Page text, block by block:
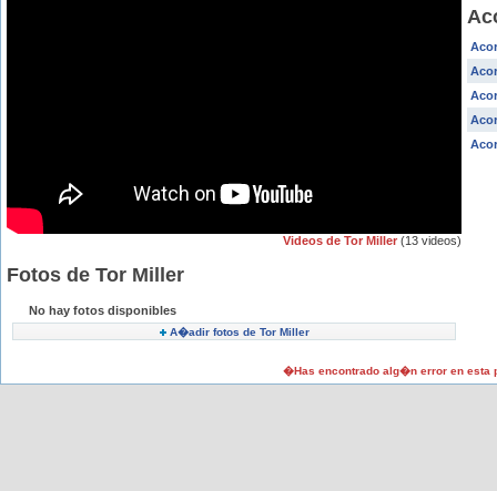
Videos de Tor Miller (13 videos)
Fotos de Tor Miller
No hay fotos disponibles
A�adir fotos de Tor Miller
�Has encontrado alg�n error en esta